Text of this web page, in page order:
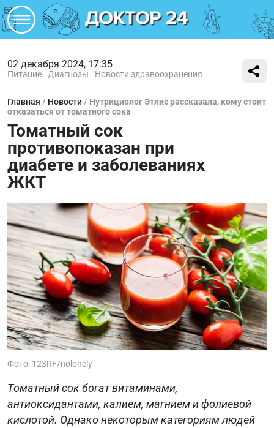
02 декабря 2024, 17:35
Питание Диагнозы Новости здравоохранения
Главная / Новости / Нутрициолог Этлис рассказала, кому стоит
отказаться от томатного сока
Томатный сок
противопоказан при
диабете и заболеваниях
ЖКТ
Фото: 123RF/nolonely
Томатный сок богат витаминами,
антиоксидантами, калием, магнием и фолиевой
кислотой. Однако некоторым категориям людей